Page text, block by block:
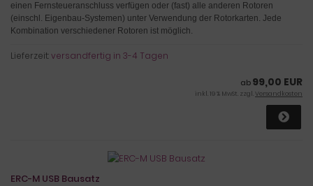
einen Fernsteueranschluss verfügen oder (fast) alle anderen Rotoren
(einschl. Eigenbau-Systemen) unter Verwendung der Rotorkarten. Jede
Kombination verschiedener Rotoren ist möglich.
Lieferzeit:versandfertig in 3-4 Tagen
ab 99,00 EUR
inkl. 19 % MwSt. zzgl.Versandkosten
ERC-M USB Bausatz